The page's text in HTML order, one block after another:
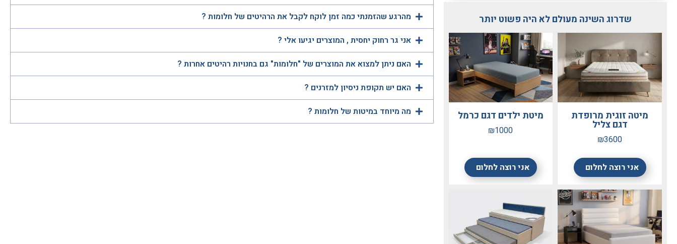
שדרוג השינה מעולם לא היה פשוט יותר
מיטה זוגית מרופדת
דגם צליל
₪3600
אני רוצה לחלום
מיטת ילדים דגם כרמל
₪1000
אני רוצה לחלום
מהרגע שהזמנתי כמה זמן לוקח לקבל את הרהיטים של חלומות ?
אני גר רחוק יחסית , המוצרים יגיעו אלי ?
האם ניתן למצוא את המוצרים של "חלומות" גם בחנויות רהיטים אחרות ?
האם יש תקופת ניסיון למזרנים ?
מה מיוחד במיטות של חלומות ?